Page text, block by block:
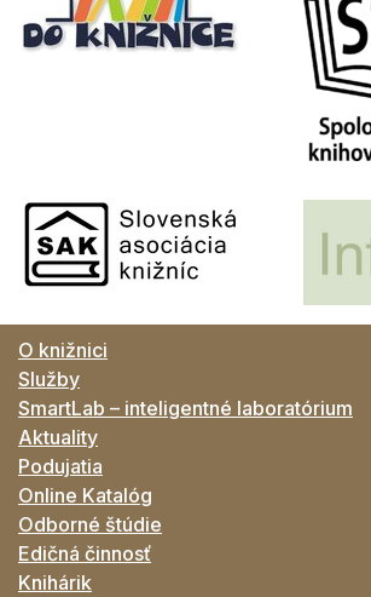
O knižnici
Služby
SmartLab – inteligentné laboratórium
Aktuality
Podujatia
Online Katalóg
Odborné štúdie
Edičná činnosť
Knihárik